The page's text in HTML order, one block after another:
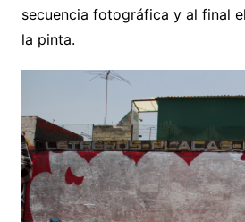
secuencia fotográfica y al final
la pinta.